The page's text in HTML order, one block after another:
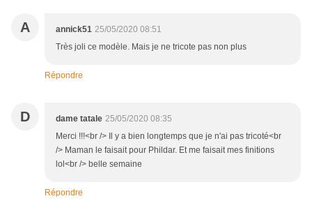
A annick51 25/05/2020 08:51
Très joli ce modèle. Mais je ne tricote pas non plus
Répondre
D dame tatale 25/05/2020 08:35
Merci !!!<br /> Il y a bien longtemps que je n'ai pas tricoté<br
/> Maman le faisait pour Phildar. Et me faisait mes finitions
lol<br /> belle semaine
Répondre